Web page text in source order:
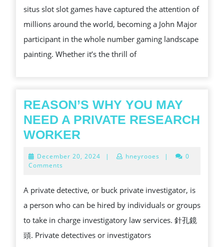
SLOT
GAMES:
WHAT
PIQUANT?
situs slot slot games have captured the attention of
millions around the world, becoming a John Major
participant in the whole number gaming landscape
painting. Whether it’s the thrill of
REASON’S WHY YOU MAY
NEED A PRIVATE RESEARCH
WORKER
YOU
NEED
A
PRIVATE
RESEARCH
December 20, 2024 December
| hneyrooes |
0
Comments
A private detective, or buck private investigator, is
a person who can be hired by individuals or groups
to take in charge investigatory law services. 針孔鏡
頭. Private detectives or investigators